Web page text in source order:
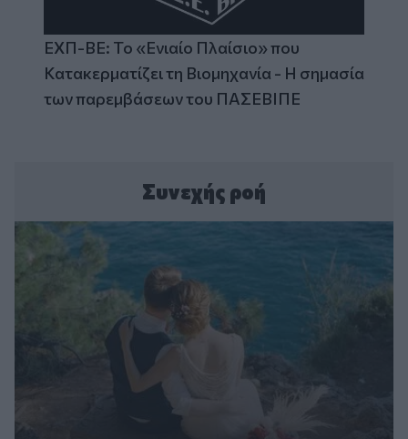
ΕΧΠ-ΒΕ: Το «Ενιαίο Πλαίσιο» που
Κατακερματίζει τη Βιομηχανία - Η σημασία
των παρεμβάσεων του ΠΑΣΕΒΙΠΕ
Συνεχής ροή